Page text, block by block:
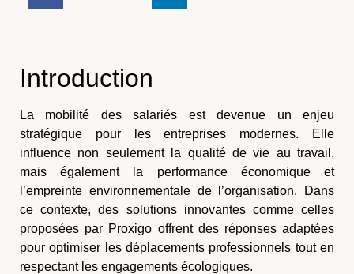
Introduction
La mobilité des salariés est devenue un enjeu
stratégique pour les entreprises modernes. Elle
influence non seulement la qualité de vie au travail ,
mais également la performance économiqueet
l’empreinte environnementalede l’organisation. Dans
ce contexte, des solutions innovantes comme celles
proposées par Proxigo offrent des réponses adaptées
pour optimiser les déplacements professionnels tout en
respectant les engagements écologiques.